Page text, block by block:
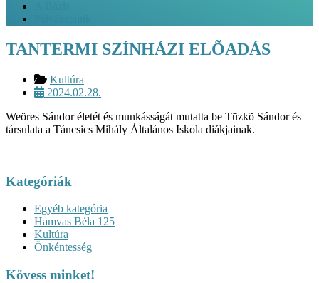
TANTERMI SZÍNHÁZI ELÕADÁS
Kultúra
2024.02.28.
Weöres Sándor életét és munkásságát mutatta be Tūzkõ Sándor és
társulata a Táncsics Mihály Általános Iskola diákjainak.
Kategóriák
Egyéb kategória
Hamvas Béla 125
Kultúra
Önkéntesség
Kövess minket!